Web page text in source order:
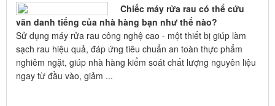
Chiếc máy rửa rau có thể cứu
vãn danh tiếng của nhà hàng bạn như thế nào?
Sử dụng máy rửa rau công nghệ cao - một thiết bị giúp làm
sạch rau hiệu quả, đáp ứng tiêu chuẩn an toàn thực phẩm
nghiêm ngặt, giúp nhà hàng kiểm soát chất lượng nguyên liệu
ngay từ đầu vào, giảm ...